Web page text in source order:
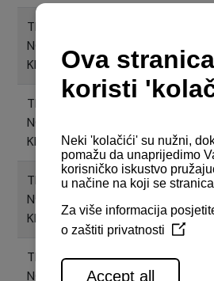
TEHNIČKI NACRTI MOTORA SA Z-
NOGOM 8LV-350Z ZT370, ISPUH
KROZ Z-NOGU I CW BYPASS
TEHNIČKI NACRTI MOTORA SA Z-
NOGOM 8LV-320Z ZT370, ISPUH
KROZ Z-NOGU
TEHNIČKI NACRTI MOTORA SA Z-
NOGOM 8LV-370Z ZT370, ISPUH
KROZ TRUP BRODA
TEHNIČKI NACRTI MOTORA SA Z-
NOGOM 8LV-350Z ZT370, ISPUH